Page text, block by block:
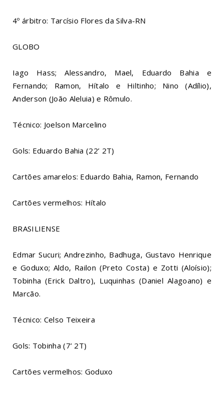
4º árbitro: Tarcísio Flores da Silva-RN
GLOBO
Iago Hass; Alessandro, Mael, Eduardo Bahia e
Fernando; Ramon, Hítalo e Hiltinho; Nino (Adílio),
Anderson (João Aleluia) e Rômulo.
Técnico: Joelson Marcelino
Gols: Eduardo Bahia (22’ 2T)
Cartões amarelos: Eduardo Bahia, Ramon, Fernando
Cartões vermelhos: Hítalo
BRASILIENSE
Edmar Sucuri; Andrezinho, Badhuga, Gustavo Henrique
e Goduxo; Aldo, Railon (Preto Costa) e Zotti (Aloísio);
Tobinha (Erick Daltro), Luquinhas (Daniel Alagoano) e
Marcão.
Técnico: Celso Teixeira
Gols: Tobinha (7’ 2T)
Cartões vermelhos: Goduxo